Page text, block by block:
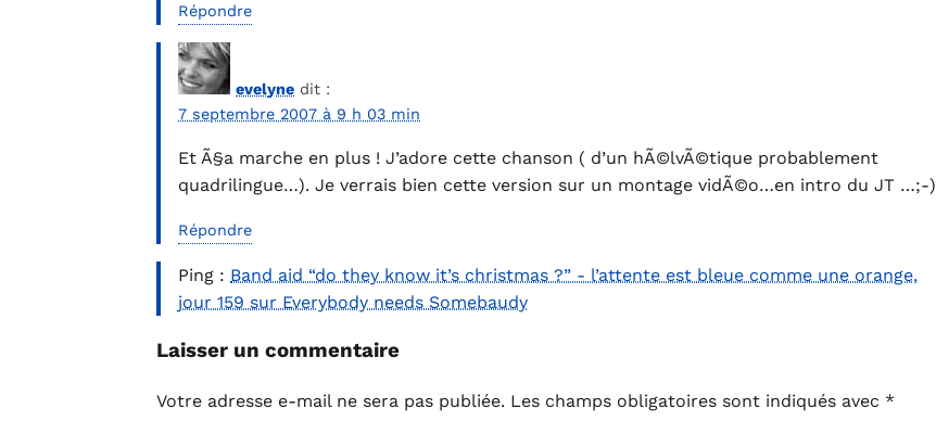
Répondre
evelyne dit :
7 septembre 2007 à 9 h 03 min
Et Ã§a marche en plus ! J’adore cette chanson ( d’un hÃ©lvÃ©tique probablement
quadrilingue…). Je verrais bien cette version sur un montage vidÃ©o…en intro du JT …;-)
Répondre
Ping : Band aid “do they know it’s christmas ?” - l’attente est bleue comme une orange,
jour 159 sur Everybody needs Somebaudy
Laisser un commentaire
Votre adresse e-mail ne sera pas publiée. Les champs obligatoires sont indiqués avec *